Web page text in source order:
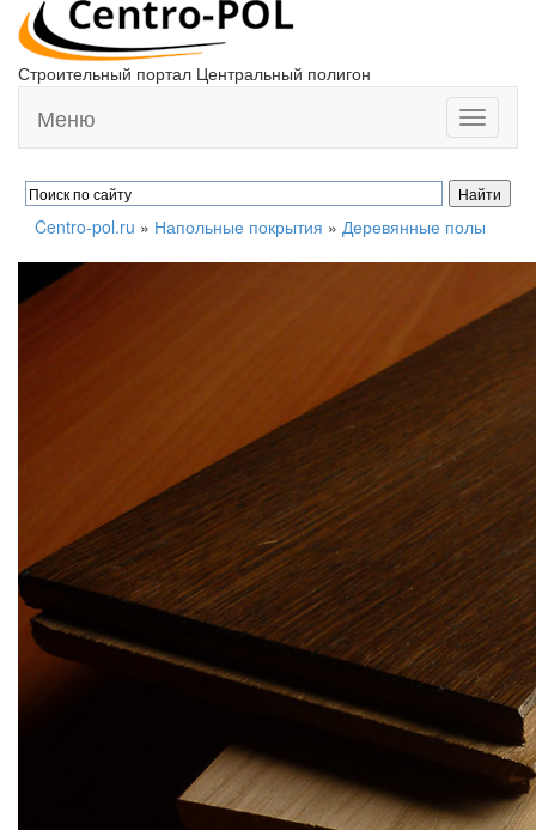
Строительный портал Центральный полигон
Toggle
Меню
Centro-pol.ru » Напольные покрытия » Деревянные полы